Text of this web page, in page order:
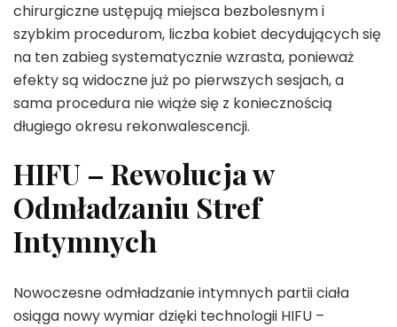
chirurgiczne ustępują miejsca bezbolesnym i
szybkim procedurom, liczba kobiet decydujących się
na ten zabieg systematycznie wzrasta, ponieważ
efekty są widoczne już po pierwszych sesjach, a
sama procedura nie wiąże się z koniecznością
długiego okresu rekonwalescencji.
HIFU – Rewolucja w
Odmładzaniu Stref
Intymnych
Nowoczesne odmładzanie intymnych partii ciała
osiąga nowy wymiar dzięki technologii HIFU –